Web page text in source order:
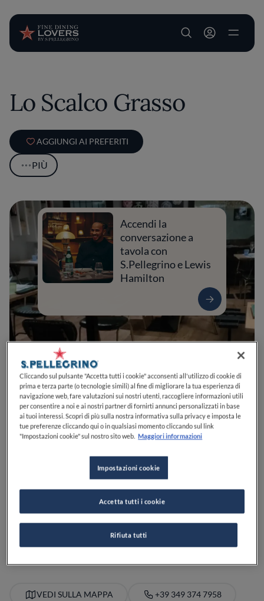
User account
Lo Scalco Grasso
AGGIUNGI AI PREFERITI
PIÙ
0 0 0 0 0
Accendi la
conversazione a
tavola con
S.Pellegrino e Lewis
Hamilton
Mantova
Giovedì, 12:00-14:00, 19:30-22:00
VEDI ORARI
VEDI SULLA MAPPA +39 349 374 7958
Cliccando sul pulsante "Accetta tutti i cookie" acconsenti all'utilizzo di cookie di
prima e terza parte (o tecnologie simili) al fine di migliorare la tua esperienza di
navigazione web, fare valutazioni sui nostri utenti, raccogliere informazioni utili
per consentire a noi e ai nostri partner di fornirti annunci personalizzati in base
ai tuoi interessi. Scopri di più sulla nostra informativa sulla privacy e imposta le
tue preferenze cliccando qui o in qualsiasi momento cliccando sul link
"Impostazioni cookie" sul nostro sito web. Maggiori informazioni
Impostazioni cookie
Rifiuta tutti
Accetta tutti i cookie